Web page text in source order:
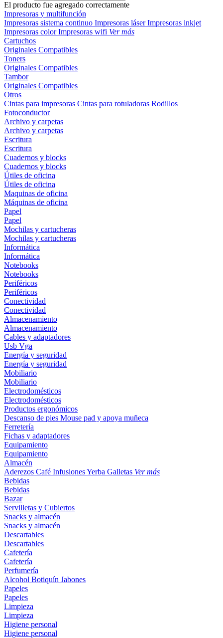
El producto fue agregado correctamente
Impresoras y multifunción
Impresoras sistema continuo Impresoras láserImpresoras inkjet
Impresoras colorImpresoras wifi Ver más
Cartuchos
Originales Compatibles
Toners
Originales Compatibles
Tambor
Originales Compatibles
Otros
Cintas para impresoras Cintas para rotuladoras Rodillos
Fotoconductor
Archivo y carpetas
Archivo y carpetas
Escritura
Escritura
Cuadernos y blocks
Cuadernos y blocks
Útiles de oficina
Útiles de oficina
Maquinas de oficina
Máquinas de oficina
Papel
Papel
Mochilas y cartucheras
Mochilas y cartucheras
Informática
Informática
Notebooks
Notebooks
Periféricos
Periféricos
Conectividad
Conectividad
Almacenamiento
Almacenamiento
Cables y adaptadores
Usb Vga
Energía y seguridad
Energía y seguridad
Mobiliario
Mobiliario
Electrodomésticos
Electrodomésticos
Productos ergonómicos
Descanso de pies Mouse pad y apoya muñeca
Ferretería
Fichas y adaptadores
Equipamiento
Equipamiento
Almacén
Aderezos Café InfusionesYerba Galletas Ver más
Bebidas
Bebidas
Bazar
Servilletas y Cubiertos
Snacks y almacén
Snacks y almacén
Descartables
Descartables
Cafetería
Cafetería
Perfumería
Alcohol Botiquín Jabones
Papeles
Papeles
Limpieza
Limpieza
Higiene personal
Higiene personal